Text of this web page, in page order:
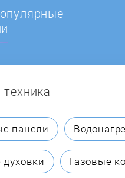
Atmosphere
Audio Pro
Audio-Technica
панели
Газовые